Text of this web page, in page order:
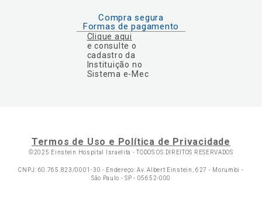
Compra segura
Formas de pagamento
Clique aqui
e consulte o
cadastro da
Instituição no
Sistema e-Mec
Termos de Uso e Política de Privacidade
©2025 Einstein Hospital Israelita -TODOS OS DIREITOS RESERVADOS
CNPJ: 60.765.823/0001-30 - Endereço: Av. Albert Einstein, 627 - Morumbi -
São Paulo - SP - 05652-000